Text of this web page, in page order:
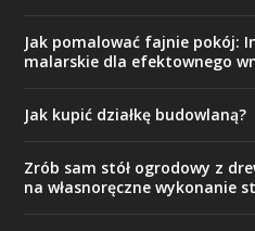
Jak pomalować fajnie pokój:
malarskie dla efektownego
Jak kupić działkę budowlaną?
Zrób sam stół ogrodowy z
na własnoręczne wykonanie